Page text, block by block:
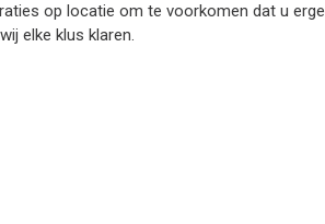
op locatie om te voorkomen dat u
elke klus klaren.